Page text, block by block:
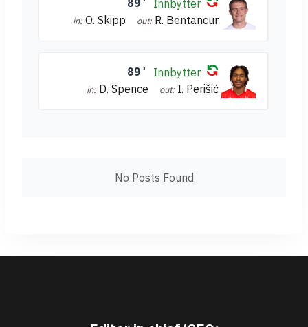
89' Innbytter
in: O. Skipp out: R. Bentancur
89' Innbytter
in: D. Spence out: I. Perišić
No Posts Found